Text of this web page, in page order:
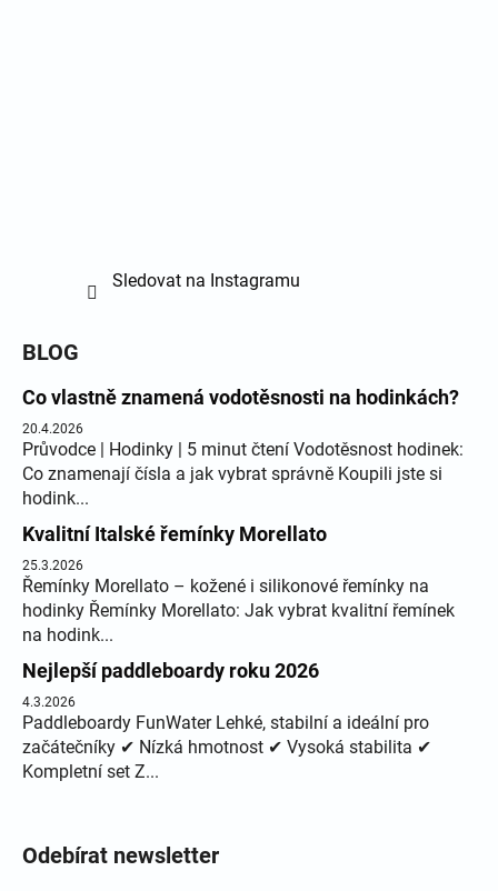
Sledovat na Instagramu
BLOG
Co vlastně znamená vodotěsnosti na hodinkách?
20.4.2026
Průvodce | Hodinky | 5 minut čtení Vodotěsnost hodinek:
Co znamenají čísla a jak vybrat správně Koupili jste si
hodink...
Kvalitní Italské řemínky Morellato
25.3.2026
Řemínky Morellato – kožené i silikonové řemínky na
hodinky Řemínky Morellato: Jak vybrat kvalitní řemínek
na hodink...
Nejlepší paddleboardy roku 2026
4.3.2026
Paddleboardy FunWater Lehké, stabilní a ideální pro
začátečníky ✔ Nízká hmotnost ✔ Vysoká stabilita ✔
Kompletní set Z...
Odebírat newsletter